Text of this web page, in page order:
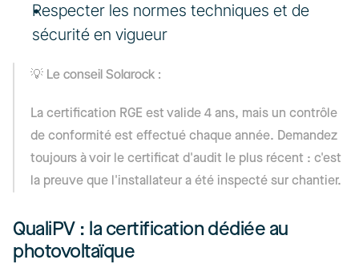
Respecter les normes techniques et de
sécurité en vigueur
💡 Le conseil Solarock :
La certification RGE est valide 4 ans, mais un contrôle
de conformité est effectué chaque année. Demandez
toujours à voir le certificat d'audit le plus récent : c'est
la preuve que l'installateur a été inspecté sur chantier.
QualiPV : la certification dédiée au
photovoltaïque